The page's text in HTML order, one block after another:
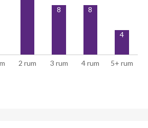
2 rum 3 rum 4 rum 5+ rum
8 8
4